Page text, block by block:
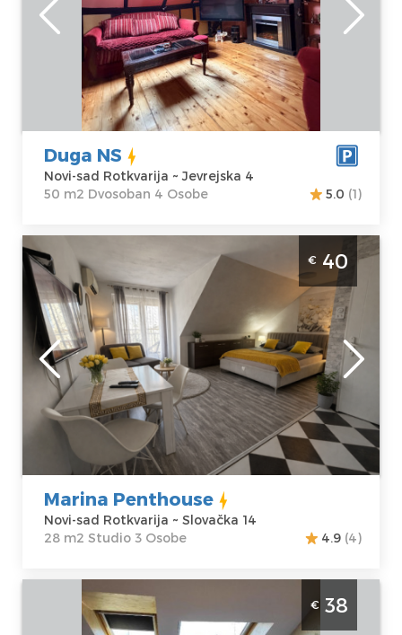
Lokacija:Novi-
sad Rotkvarija
Adresa:Jevrejska
50 €
Gosti:4
Kvadratura :50
m2
Struktura :
Dvosoban
Duga NS
Novi-sad Rotkvarija ~ Jevrejska 4
50 m2 Dvosoban 4 Osobe
5.0 (1)
Studio Apartman Marina Penthouse Novi
Sad Rotkvarija. Studio namenjen za 2 osobe
u blizini centra grada.
Novi-sad
Lokacija:Novi-
sad Rotkvarija
Adresa:
Slovačka
14
Cena
Gosti:3
Kvadratura :28
m2
Struktura :
Studio
€ 40
Marina Penthouse
Novi-sad Rotkvarija ~ Slovačka 14
28 m2 Studio 3 Osobe
4.9 (4)
Studio Apartman Jasmin 34 Novi Sad
Rotkvarija studIo blizu centra Novog Sada
€ 38